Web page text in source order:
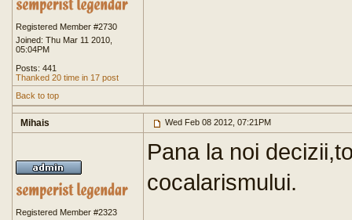
Registered Member #2730
Joined: Thu Mar 11 2010,
05:04PM
Posts: 441
Thanked 20 time in 17 post
Back to top
Mihais Wed Feb 08 2012, 07:21PM
Registered Member #2323
Pana la noi
cocalarismului.